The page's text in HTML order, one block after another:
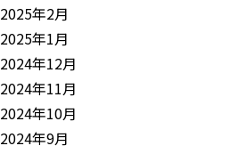
2025年2月
2025年1月
2024年12月
2024年11月
2024年10月
2024年9月